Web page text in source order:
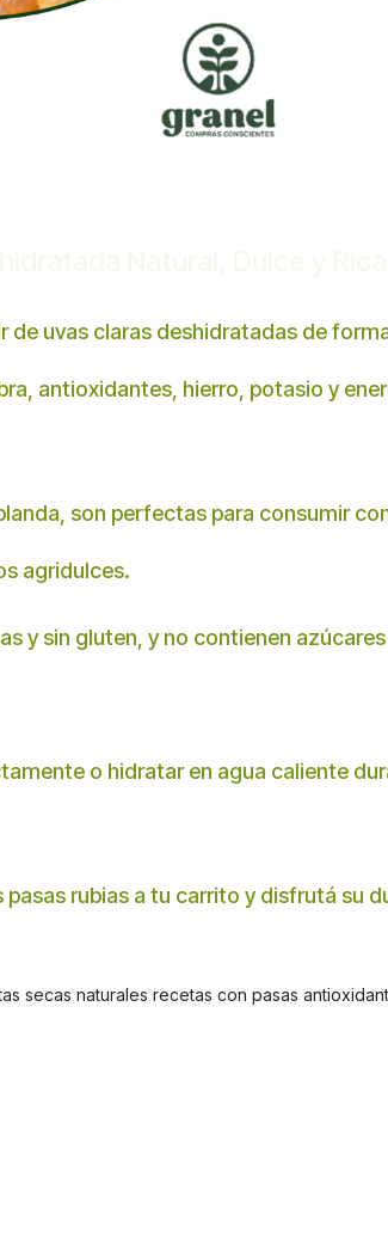
de uvas claras deshidratadas de
antioxidantes, hierro, potasio y
son perfectas para consumir
agridulces.
y sin gluten, y no contienen
o hidratar en agua caliente
pasas rubias a tu carrito y disfrutá su
secas naturales recetas con pasas